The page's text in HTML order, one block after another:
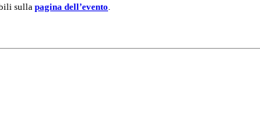
sulla pagina dell’evento